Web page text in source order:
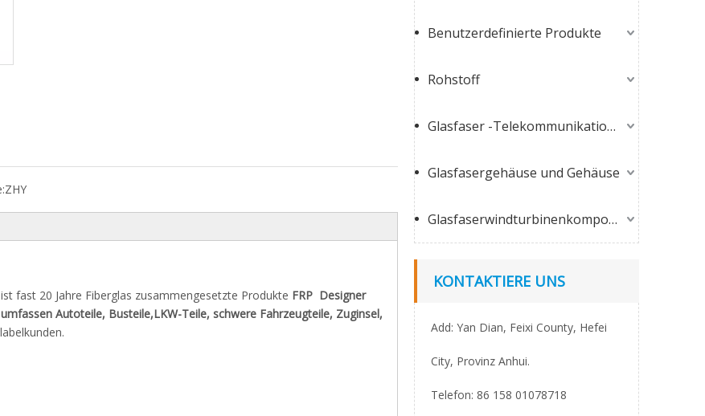
ZHY
fast 20 Jahre Fiberglas zusammengesetzte Produkte FRP Designer
Autoteile, Busteile,LKW-Teile, schwere Fahrzeugteile, Zuginsel,
Benutzerdefinierte Produkte
Rohstoff
Glasfaser -Telekommunikationsprodukte
Glasfasergehäuse und Gehäuse
Glasfaserwindturbinenkomponenten
KONTAKTIERE UNS
Add: Yan Dian, Feixi County, Hefei
City, Provinz Anhui.
Telefon: 86 158 01078718